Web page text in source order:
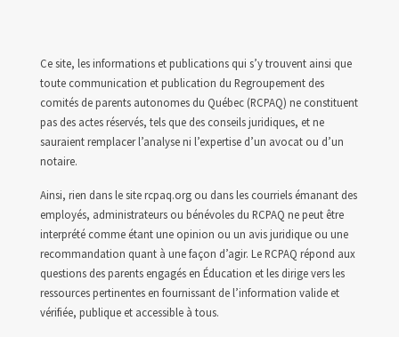
Ce site, les informations et publications qui s’y trouvent ainsi que
toute communication et publication du Regroupement des
comités de parents autonomes du Québec (RCPAQ) ne constituent
pas des actes réservés, tels que des conseils juridiques, et ne
sauraient remplacer l’analyse ni l’expertise d’un avocat ou d’un
notaire.
Ainsi, rien dans le site rcpaq.org ou dans les courriels émanant des
employés, administrateurs ou bénévoles du RCPAQ ne peut être
interprété comme étant une opinion ou un avis juridique ou une
recommandation quant à une façon d’agir. Le RCPAQ répond aux
questions des parents engagés en Éducation et les dirige vers les
ressources pertinentes en fournissant de l’information valide et
vérifiée, publique et accessible à tous.